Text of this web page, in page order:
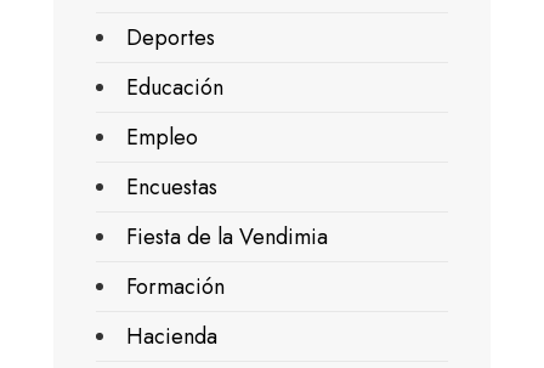
Deportes
Educación
Empleo
Encuestas
Fiesta de la Vendimia
Formación
Hacienda